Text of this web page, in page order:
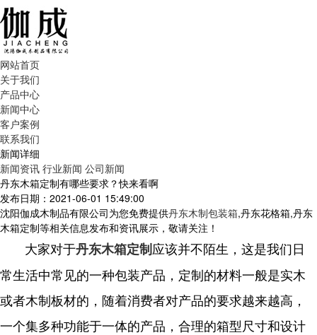
网站首页
关于我们
产品中心
新闻中心
客户案例
联系我们
新闻详细
新闻资讯 行业新闻 公司新闻
丹东木箱定制有哪些要求？快来看啊
发布日期：2021-06-01 15:49:00
沈阳伽成木制品有限公司为您免费提供丹东木制包装箱,丹东花格箱,丹东
木箱定制等相关信息发布和资讯展示，敬请关注！
大家对于丹东木箱定制应该并不陌生，这是我们日
常生活中常见的一种包装产品，定制的材料一般是实木
或者木制板材的，随着消费者对产品的要求越来越高，
一个集多种功能于一体的产品，合理的箱型尺寸和设计